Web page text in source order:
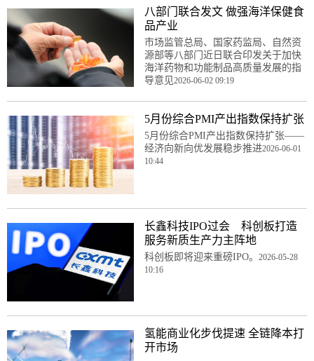
八部门联合发文 做强海洋保健食
品产业
市场监管总局、国家药监局、自然资
源部等八部门近日联合印发关于加快
海洋药物和功能制品高质量发展的指
导意见2026-06-02 09:19
5月份综合PMI产出指数保持扩张
5月份综合PMI产出指数保持扩张——
经济向新向优发展稳步推进2026-06-01
10:44
长鑫科技IPO过会 科创板打造
服务新质生产力主阵地
科创板即将迎来重磅IPO。 2026-05-28
10:16
氢能商业化步伐提速 全链降本打
开市场